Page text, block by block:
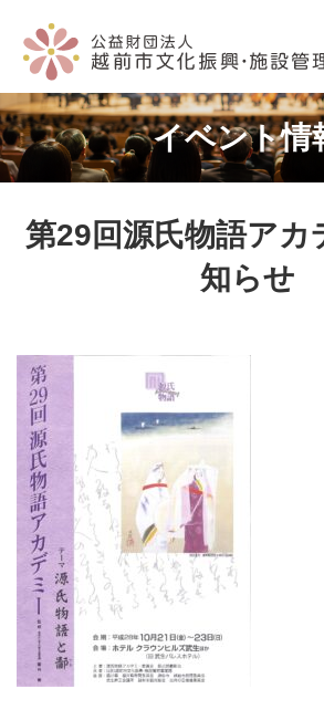
へ
ス
キ
ッ
プ
ョ
ン
に
移
動
イベント情
第29回源氏物語アカ
知らせ